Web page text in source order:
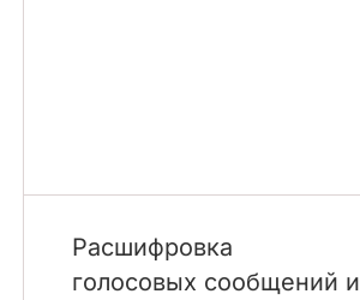
Расшифровка
голосовых сообщений и